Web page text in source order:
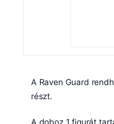
A Raven Guard
részt.
A doboz 1 figurát